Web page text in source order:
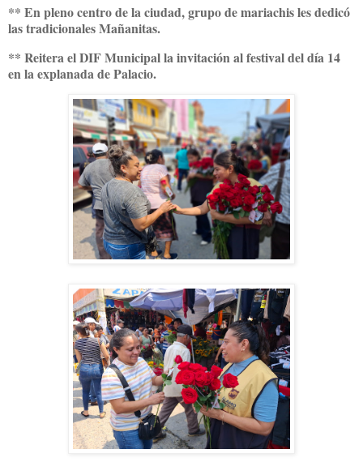
** En pleno centro de la ciudad, grupo de mariachis les dedicó
las tradicionales Mañanitas.
** Reitera el DIF Municipal la invitación al festival del día 14
en la explanada de Palacio.